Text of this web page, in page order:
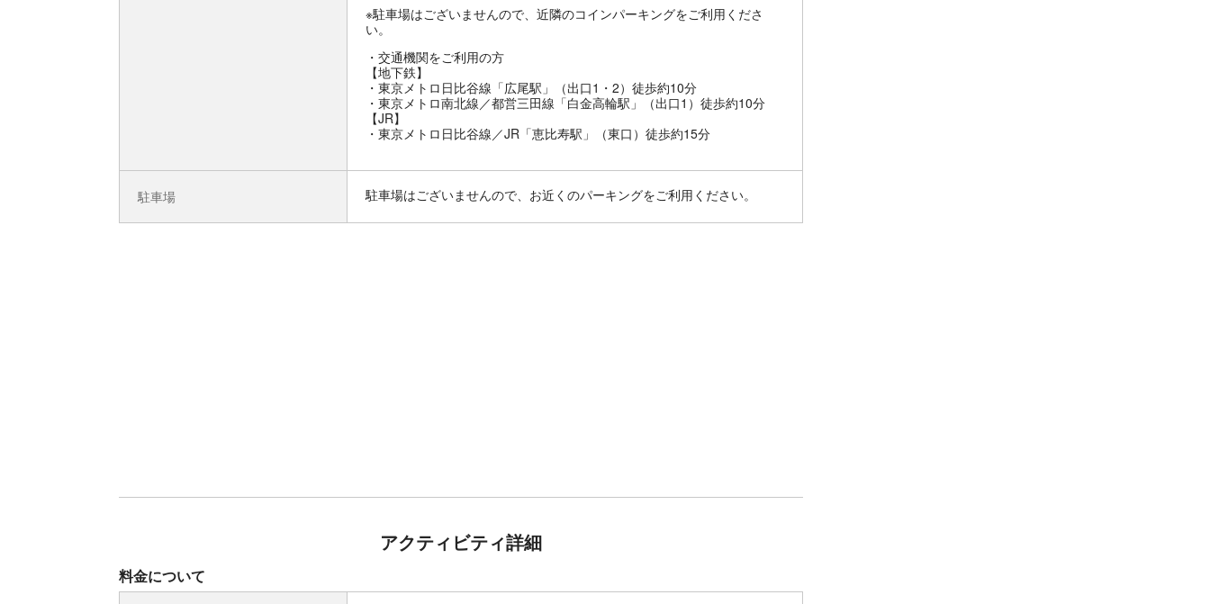
※駐車場はございませんので、近隣のコインパーキングをご利用くださ
い。
交通機関をご利用の方
【地下鉄】
・東京メトロ日比谷線「広尾駅」（出口1・2）徒歩約10分
・東京メトロ南北線／都営三田線「白金高輪駅」（出口1）徒歩約10分
【JR】
・東京メトロ日比谷線／JR「恵比寿駅」（東口）徒歩約15分
駐車場 駐車場はございませんので、お近くのパーキングをご利用ください。
アクティビティ詳細
料金について